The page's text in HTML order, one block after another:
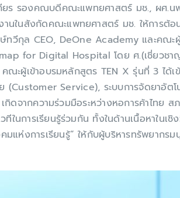
ยร รองคณบดีคณะแพทยศาสตร์ มช.,
ในสังกัดคณะแพทยศาสตร์ มช. ให้การ
วีกุล CEO, DeOne Academy และคณะ
for Digital Hospital โดย ศ.(เชี่ยว
ข้าอบรมหลักสูตร TEN X รุ่นที่ 3 ได้เ
Service), ระบบการจัดยาอัต
ความร่วมมือระหว่างหอการค้าไทย สภ
นการเรียนรู้ร่วมกัน ทั้งในด้านเนื้อหาใน
แห่งการเรียนรู้” ให้กับผู้บริหารทรัพยากร